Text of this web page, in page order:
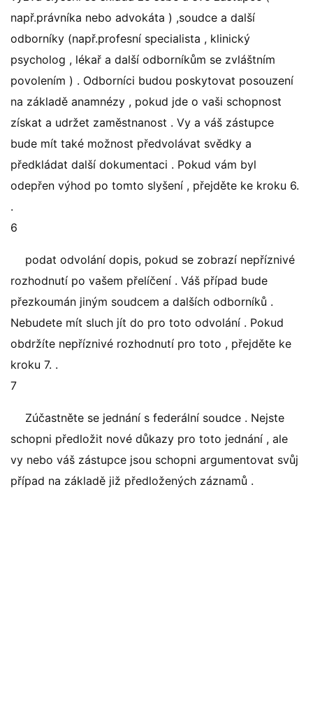
např.právníka nebo advokáta ) ,soudce a další
odborníky (např.profesní specialista , klinický
psycholog , lékař a další odborníkům se zvláštním
povolením ) . Odborníci budou poskytovat posouzení
na základě anamnézy , pokud jde o vaši schopnost
získat a udržet zaměstnanost . Vy a váš zástupce
bude mít také možnost předvolávat svědky a
předkládat další dokumentaci . Pokud vám byl
odepřen výhod po tomto slyšení , přejděte ke kroku 6.
.
6
podat odvolání dopis, pokud se zobrazí nepříznivé
rozhodnutí po vašem přelíčení . Váš případ bude
přezkoumán jiným soudcem a dalších odborníků .
Nebudete mít sluch jít do pro toto odvolání . Pokud
obdržíte nepříznivé rozhodnutí pro toto , přejděte ke
kroku 7. .
7
Zúčastněte se jednání s federální soudce . Nejste
schopni předložit nové důkazy pro toto jednání , ale
vy nebo váš zástupce jsou schopni argumentovat svůj
případ na základě již předložených záznamů .